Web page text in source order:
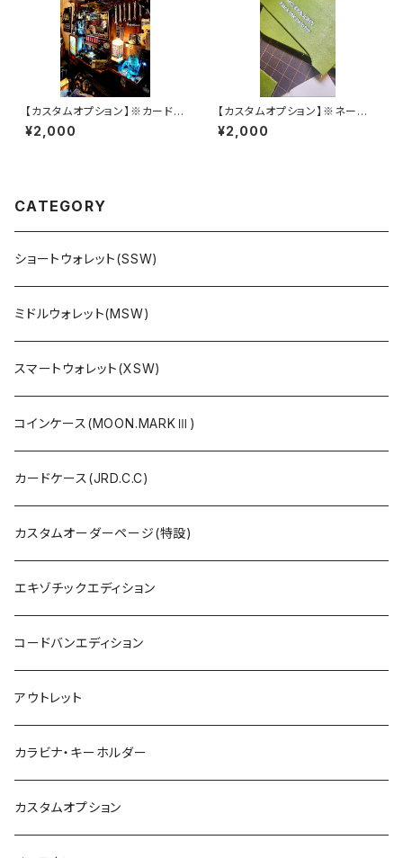
【カスタムオプション】※カード1
室×追加
¥2,000
【カスタムオプション】※ネーム
入れ加工
¥2,000
CATEGORY
ショートウォレット(SSW)
ミドルウォレット(MSW)
スマートウォレット(XSW)
コインケース(MOON.MARKⅢ)
カードケース(JRD.C.C)
カスタムオーダーページ(特設)
エキゾチックエディション
コードバンエディション
アウトレット
カラビナ・キーホルダー
カスタムオプション